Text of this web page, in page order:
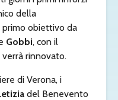
della
primo obiettivo da
Gobbi, con il
rinnovato.
di Verona, i
del Benevento